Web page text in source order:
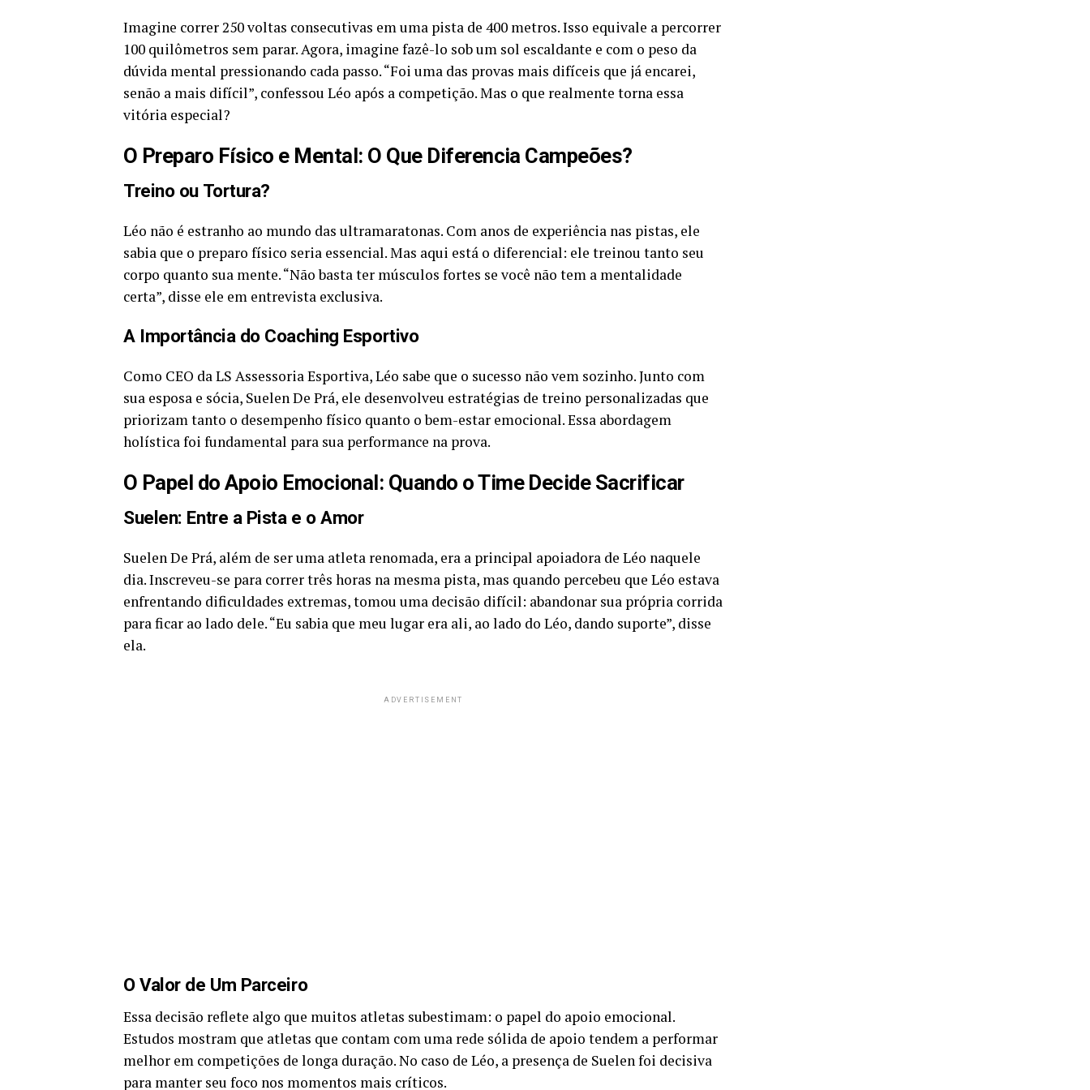
Imagine correr 250 voltas consecutivas em uma pista de 400 metros. Isso equivale a percorrer
100 quilômetros sem parar. Agora, imagine fazê-lo sob um sol escaldante e com o peso da
dúvida mental pressionando cada passo. “Foi uma das provas mais difíceis que já encarei,
senão a mais difícil”, confessou Léo após a competição. Mas o que realmente torna essa
vitória especial?
O Preparo Físico e Mental: O Que Diferencia Campeões?
Treino ou Tortura?
Léo não é estranho ao mundo das ultramaratonas. Com anos de experiência nas pistas, ele
sabia que o preparo físico seria essencial. Mas aqui está o diferencial: ele treinou tanto seu
corpo quanto sua mente. “Não basta ter músculos fortes se você não tem a mentalidade
certa”, disse ele em entrevista exclusiva.
A Importância do Coaching Esportivo
Como CEO da LS Assessoria Esportiva, Léo sabe que o sucesso não vem sozinho. Junto com
sua esposa e sócia, Suelen De Prá, ele desenvolveu estratégias de treino personalizadas que
priorizam tanto o desempenho físico quanto o bem-estar emocional. Essa abordagem
holística foi fundamental para sua performance na prova.
O Papel do Apoio Emocional: Quando o Time Decide Sacrificar
Suelen: Entre a Pista e o Amor
Suelen De Prá, além de ser uma atleta renomada, era a principal apoiadora de Léo naquele
dia. Inscreveu-se para correr três horas na mesma pista, mas quando percebeu que Léo estava
enfrentando dificuldades extremas, tomou uma decisão difícil: abandonar sua própria corrida
para ficar ao lado dele. “Eu sabia que meu lugar era ali, ao lado do Léo, dando suporte”, disse
ela.
ADVERTISEMENT
O Valor de Um Parceiro
Essa decisão reflete algo que muitos atletas subestimam: o papel do apoio emocional.
Estudos mostram que atletas que contam com uma rede sólida de apoio tendem a performar
melhor em competições de longa duração. No caso de Léo, a presença de Suelen foi decisiva
para manter seu foco nos momentos mais críticos.